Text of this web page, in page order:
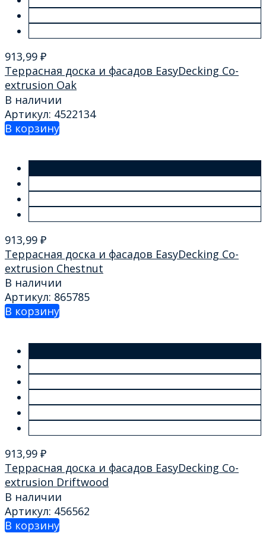
913,99 ₽
Террасная доска и фасадов EasyDecking Co-
extrusion Oak
В наличии
Артикул: 4522134
В корзину
913,99 ₽
Террасная доска и фасадов EasyDecking Co-
extrusion Chestnut
В наличии
Артикул: 865785
В корзину
913,99 ₽
Террасная доска и фасадов EasyDecking Co-
extrusion Driftwood
В наличии
Артикул: 456562
В корзину